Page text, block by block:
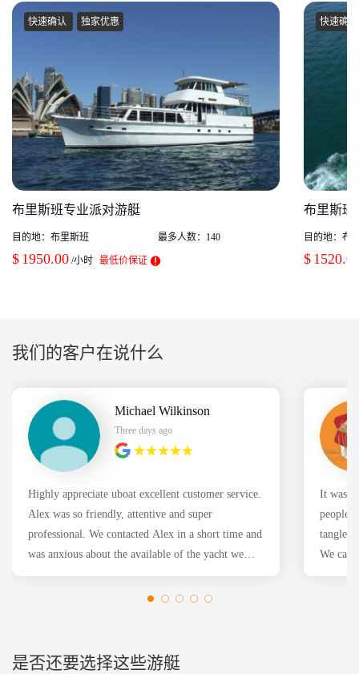
快速确认 独家优惠
布里斯班专业派对游艇
目的地： 布里斯班 最多人数： 140
$ 1950.00 /小时 最低价保证
快速确认
布里斯班
目的地：布
$
我们的客户在说什么
Michael Wilkinson
Three days ago
Highly appreciate uboat excellent customer service.
Alex was so friendly, attentive and super
professional. We contacted Alex in a short time and
was anxious about the available of the yacht we
wanted. Thanks
It was a
people
tangles
We
是否还要选择这些游艇